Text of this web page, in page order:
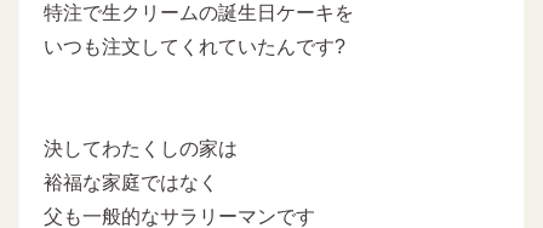
特注で生クリームの誕生日ケーキを
いつも注文してくれていたんです?
決してわたくしの家は
裕福な家庭ではなく
父も一般的なサラリーマンです